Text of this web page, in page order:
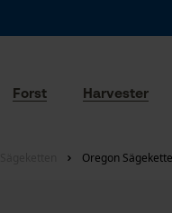
Forst Harvester
Oregon